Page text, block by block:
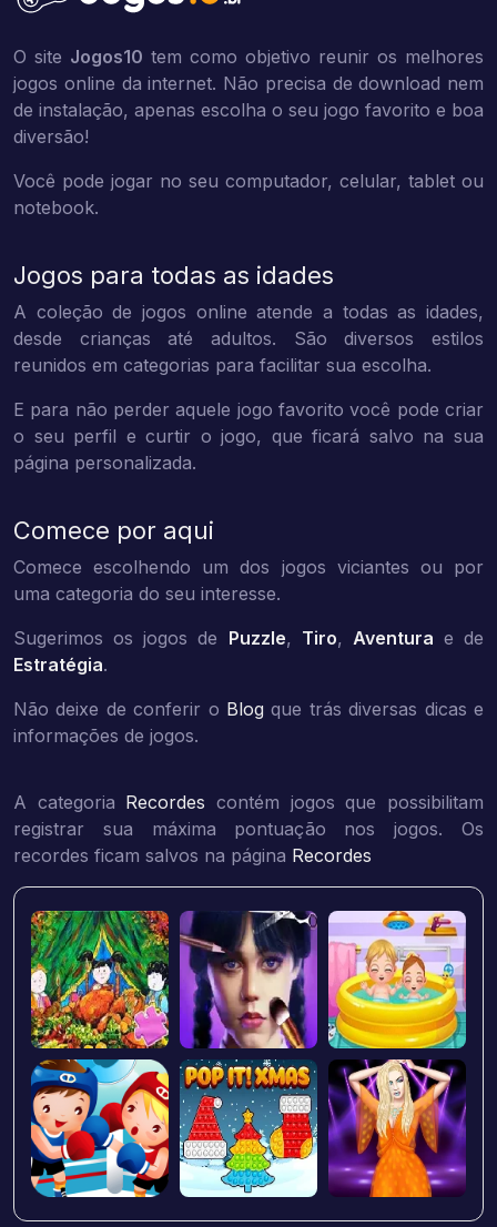
O site Jogos10 tem como objetivo reunir os melhores
jogos online da internet. Não precisa de download nem
de instalação, apenas escolha o seu jogo favorito e boa
diversão!
Você pode jogar no seu computador, celular, tablet ou
notebook.
Jogos para todas as idades
A coleção de jogos online atende a todas as idades,
desde crianças até adultos. São diversos estilos
reunidos em categorias para facilitar sua escolha.
E para não perder aquele jogo favorito você pode criar
o seu perfil e curtir o jogo, que ficará salvo na sua
página personalizada.
Comece por aqui
Comece escolhendo um dos jogos viciantes ou por
uma categoria do seu interesse.
Sugerimos os jogos de Puzzle, Tiro, Aventura e de
Estratégia.
Não deixe de conferir o Blog que trás diversas dicas e
informações de jogos.
A categoria Recordes contém jogos que possibilitam
registrar sua máxima pontuação nos jogos. Os
recordes ficam salvos na página Recordes